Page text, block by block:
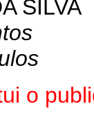
SILVA
o